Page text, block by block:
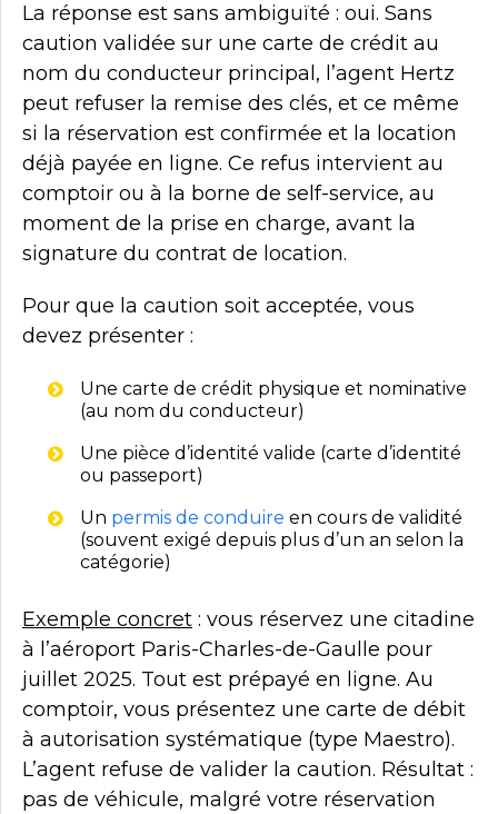
La réponse est sans ambiguïté : oui. Sans
caution validée sur une carte de crédit au
nom du conducteur principal, l’agent Hertz
peut refuser la remise des clés, et ce même
si la réservation est confirmée et la location
déjà payée en ligne. Ce refus intervient au
comptoir ou à la borne de self-service, au
moment de la prise en charge, avant la
signature du contrat de location.
Pour que la caution soit acceptée, vous
devez présenter :
Une carte de crédit physique et nominative
(au nom du conducteur)
Une pièce d’identité valide (carte d’identité
ou passeport)
Un permis de conduire en cours de validité
(souvent exigé depuis plus d’un an selon la
catégorie)
Exemple concret : vous réservez une citadine
à l’aéroport Paris-Charles-de-Gaulle pour
juillet 2025. Tout est prépayé en ligne. Au
comptoir, vous présentez une carte de débit
à autorisation systématique (type Maestro).
L’agent refuse de valider la caution. Résultat :
pas de véhicule, malgré votre réservation